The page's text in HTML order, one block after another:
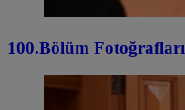
100.Bölüm Fotoğrafları